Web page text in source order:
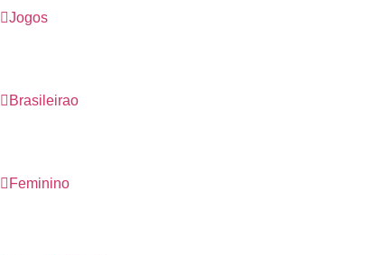
Jogos
Brasileirao
Feminino